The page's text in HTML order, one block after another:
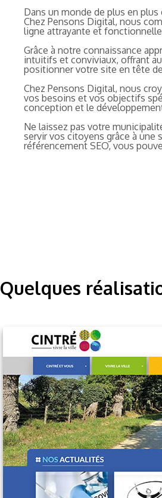
Dans un monde de plus en
Chez Pensons Digital, nous
ligne attrayante et
Grâce à notre connaissance
intuitifs et conviviaux, offrant
positionner votre site en tête
Chez Pensons Digital, nous
vos besoins et vos objectifs
conception et le
Ne laissez pas votre
servir vos citoyens grâce à
référencement SEO, vous
Quelques